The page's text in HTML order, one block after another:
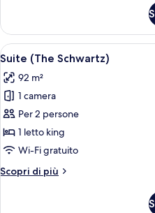
Bed
2
adults
+
2
children)
Junior,
ad
angolo
Extra
Bed
adults
+
children)
Apri
tutte
le
foto
per
Suite
(The
6
Suite (The Schwartz)
92 m²
1 camera
Per 2 persone
1 letto king
Wi-Fi gratuito
Scopri di più
Altri